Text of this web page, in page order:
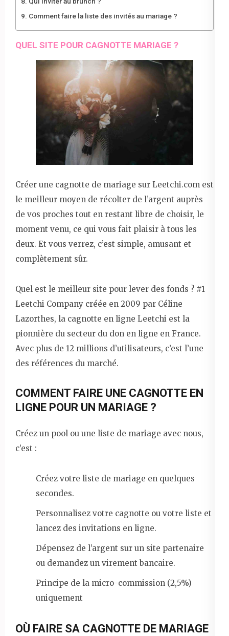
Comment faire la liste des invités au mariage ?
QUEL SITE POUR CAGNOTTE MARIAGE ?
Créer une cagnotte de mariage sur Leetchi.com est
le meilleur moyen de récolter de l’argent auprès
de vos proches tout en restant libre de choisir, le
moment venu, ce qui vous fait plaisir à tous les
deux. Et vous verrez, c’est simple, amusant et
complètement sûr.
Quel est le meilleur site pour lever des fonds ? #1
Leetchi Company créée en 2009 par Céline
Lazorthes, la cagnotte en ligne Leetchi est la
pionnière du secteur du don en ligne en France.
Avec plus de 12 millions d’utilisateurs, c’est l’une
des références du marché.
COMMENT FAIRE UNE CAGNOTTE EN
LIGNE POUR UN MARIAGE ?
Créez un pool ou une liste de mariage avec nous,
c’est :
Créez votre liste de mariage en quelques
secondes.
Personnalisez votre cagnotte ou votre liste et
lancez des invitations en ligne.
Dépensez de l’argent sur un site partenaire
ou demandez un virement bancaire.
Principe de la micro-commission (2,5%)
uniquement
OÙ FAIRE SA CAGNOTTE DE MARIAGE